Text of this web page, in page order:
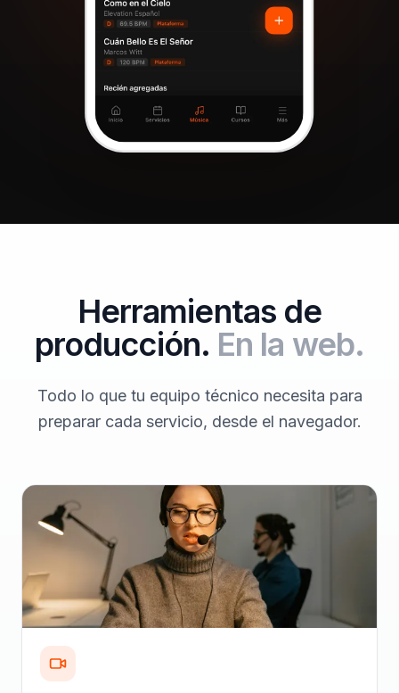
Herramientas de
producción. En la web.
Todo lo que tu equipo técnico necesita para
preparar cada servicio, desde el navegador.